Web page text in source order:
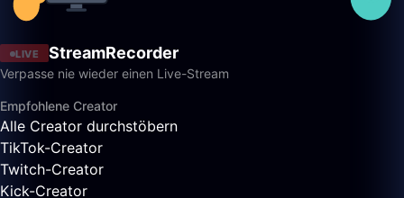
LIVE StreamRecorder
Verpasse nie wieder einen Live-Stream
Empfohlene Creator
Alle Creator durchstöbern
TikTok-Creator
Twitch-Creator
Kick-Creator